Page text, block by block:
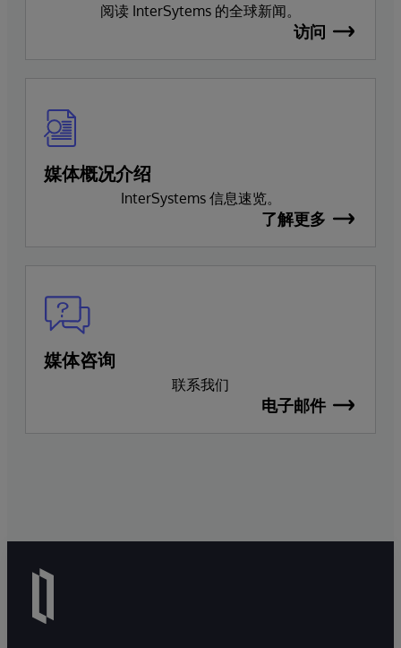
阅读 InterSytems 的全球新闻。
访问
媒体概况介绍
InterSystems 信息速览。
了解更多
媒体咨询
联系我们
电子邮件